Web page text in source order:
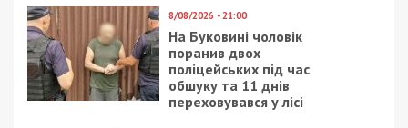
Приєднуйтесь також до 49000 в Google News. Слідкуйте
за останніми новинами!
Приєднатися